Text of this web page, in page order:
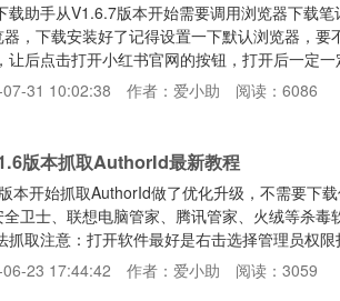
载助手从V1.6.7版本开始需要调用浏览器下载
，下载安装好了记得设置一下默认浏览器，
让后点击打开小红书官网的按钮，打开后一定
件并没有自动启动浏览器并打开软件，需要自
文件如下path=把我删除后在此浏览器完整路径
31 10:02:38 作者：爱小助 阅读：6086
版本抓取AuthorId最新教程
本开始抓取AuthorId做了优化升级，不需要下
卫士、联想电脑管家、腾讯管家、火绒等杀
抓取注意：打开软件最好是右击选择管理员权
程序，搜索好先不要着急打开第二步：然后软
就可以抓取到authorId了，小红书小程序不需
23 17:44:42 作者：爱小助 阅读：3059